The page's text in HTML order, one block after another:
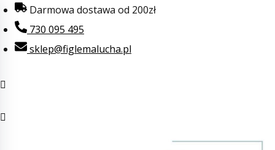
Przejdź
do
treści
Darmowa dostawa od 200zł
730 095 495
sklep@figlemalucha.pl